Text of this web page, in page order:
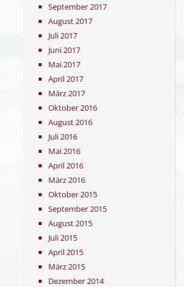
September 2017
August 2017
Juli 2017
Juni 2017
Mai 2017
April 2017
März 2017
Oktober 2016
August 2016
Juli 2016
Mai 2016
April 2016
März 2016
Oktober 2015
September 2015
August 2015
Juli 2015
April 2015
März 2015
Dezember 2014